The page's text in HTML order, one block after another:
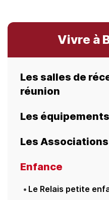
Vivre à
Les salles de
réunion
Les équipements
Les Associations
Enfance
Le Relais petite